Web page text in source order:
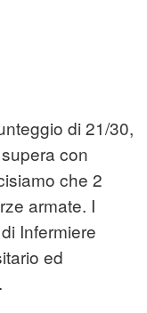
di 21/30,
con
che 2
armate. I
Infermiere
ed